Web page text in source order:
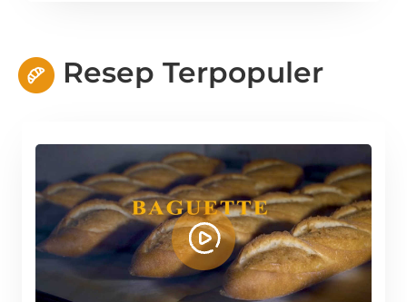
Resep Terpopuler